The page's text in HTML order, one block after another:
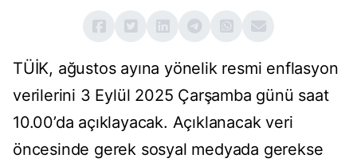
TÜİK, ağustos ayına yönelik resmi enflasyon
verilerini 3 Eylül 2025 Çarşamba günü saat
10.00’da açıklayacak. Açıklanacak veri
öncesinde gerek sosyal medyada gerekse